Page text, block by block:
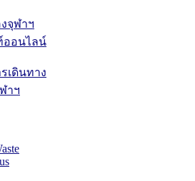
จุฬาฯ
ออนไลน์
เดินทาง
าฯ